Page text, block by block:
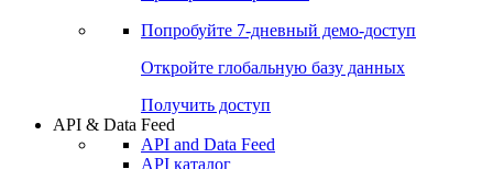
Чат
Проверка контрагента
Попробуйте7-дневный
Откройте глобальную базу данных